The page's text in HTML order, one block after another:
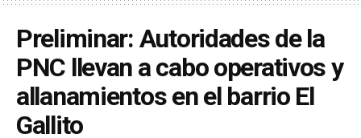
Preliminar: Autoridades de la
PNC llevan a cabo operativos y
allanamientos en el barrio El
Gallito